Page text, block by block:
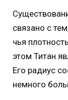
связано с
чья
этом Титан
Его радиус
немного